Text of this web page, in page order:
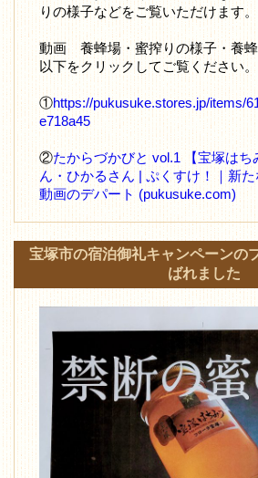
りの様子などをご覧いただけます。
動画 養蜂場・蜜搾りの様子・養
以下をクリックしてご覧ください。
①https://pukusuke.stores.jp/items/
e718a45
②たからづかびと vol.1 【宝塚はち
ん・ひかるさん | ぷくすけ！｜新
動画のデパート (pukusuke.com)
宝塚市の宿泊御礼キャンペーンの
ばれました